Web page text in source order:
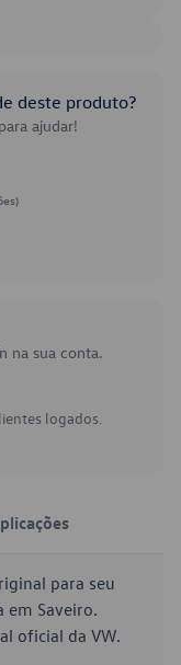
deste produto?
ajudar!
na sua conta.
logados.
para seu
Saveiro.
oficial da VW.